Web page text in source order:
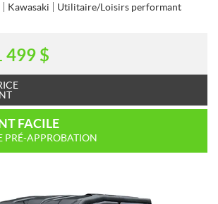
Kawasaki Utilitaire/Loisirs performant
499 $
FACILE
PRÉ-APPROBATION